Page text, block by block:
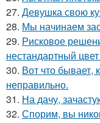
27. Девушка свою
28. Мы начинаем
29. Рисковое
нестандартный
30. Вот что бывает,
неправильно.
31. На дачу,
32. Спорим, вы